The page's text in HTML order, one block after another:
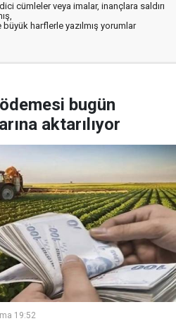
cümleler veya imalar, inançlara saldırı
harflerle yazılmış yorumlar
bugün
aktarılıyor
19:52